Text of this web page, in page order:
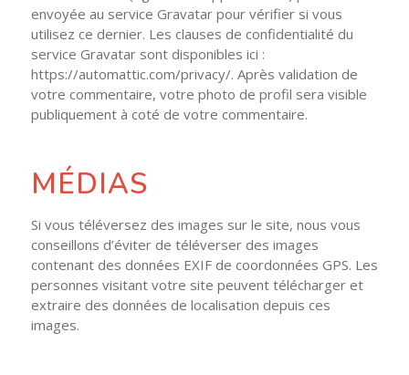
envoyée au service Gravatar pour vérifier si vous
utilisez ce dernier. Les clauses de confidentialité du
service Gravatar sont disponibles ici :
https://automattic.com/privacy/. Après validation de
votre commentaire, votre photo de profil sera visible
publiquement à coté de votre commentaire.
MÉDIAS
Si vous téléversez des images sur le site, nous vous
conseillons d’éviter de téléverser des images
contenant des données EXIF de coordonnées GPS. Les
personnes visitant votre site peuvent télécharger et
extraire des données de localisation depuis ces
images.